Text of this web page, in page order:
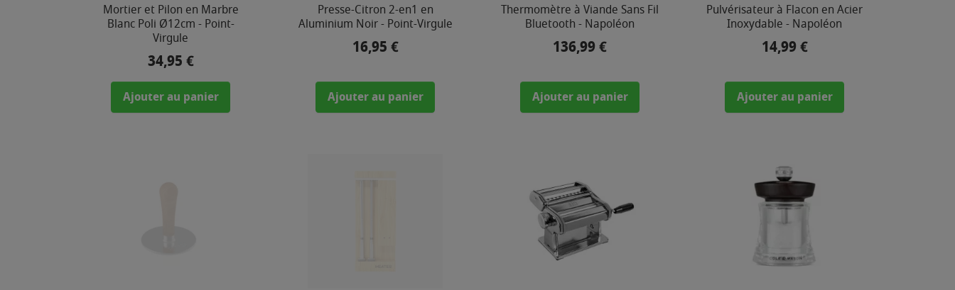
MARQUE
PRIX
Mortier et Pilon en Marbre
Blanc Poli Ø12cm - Point-
Virgule
Prix
34,95 €
Ajouter au panier
Presse-Citron 2-en1 en
Aluminium Noir - Point-Virgule
Prix
16,95 €
Ajouter au panier
Thermomètre à Viande Sans Fil
Bluetooth - Napoléon
Prix
136,99 €
Ajouter au panier
Pulvérisateur à Flacon en Acier
Inoxydable - Napoléon
Prix
14,99 €
Ajouter au panier